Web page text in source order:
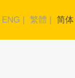
ENG | 繁體 | 简体